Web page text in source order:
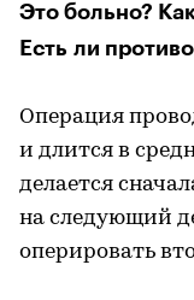
Это больно?
Есть ли
Операция
и длится в
делается
на следующий
оперировать